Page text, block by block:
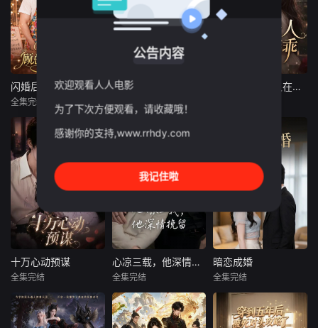
待寒心离职。手握
自主研发核心技术
的他，坚守本心、
从容布局，拒绝妥
协退让。他携手优
质平台创立新公
司，坚守匠心与底
线，凭借扎实技术
打破困境，
回青年时代。幡然
醒悟的他告别消耗
钻研冶金技术，凭
经验与刻苦钻研的
生产难题、抓住时
闪婚后，顾总他摆摊上瘾了
靠经营鸭血粉丝汤
自食其力的林夏
夏，被母亲催促相
亲时阴差阳错走错
场地，与为躲避家
族联姻的顾霆深意
外结婚。顾霆深隐
藏总裁身份，以普
通司机的身份陪伴
她打拼事业。面对
旁人刁难与算计，
折。身份揭晓
闪婚后，顾总他摆摊上瘾了
全集完结
未知
穿越回八十年代，
堆里淘出宝贝？这
部AI短剧带你重温
复古风情，体验鉴
角凭借现代知识降
维打击，从贫困布
衣逆袭成商业大
亨。剧情轻松幽
默，充满年代烟火
漏改变命运
全集完结
陆爷，夫人她又在装乖
高冷霸总遇上腹黑
娇妻，这组合绝
了！本AI制作短剧
主打先婚后爱加掉
马反转。表面温顺
线，陆爷步步沦陷
却浑然不觉。两人
极限拉扯，甜虐交
织，看得人心跳加
速。剧情节奏明
话，全是高能
陆爷，夫人她又在装乖
十万心动预谋
一场精心策划的邂
逅，究竟是谁先动
十万心动预谋
全集完结
心凉三载，他深情挽留第三季
三年冷漠相待，换
来的是决绝离婚还
心凉三载，他深情挽留第三季
全集完结
暗恋成婚
多年暗恋终成正
果，契约婚姻里藏
暗恋成婚
全集完结
公告内容
欢迎观看人人电影
为了下次方便观看，请收藏哦！
感谢你的支持,www.rrhdy.com
我记住啦